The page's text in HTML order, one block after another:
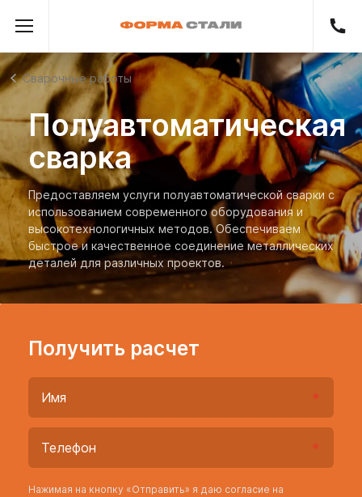
Сварочные работы
Полуавтоматическая
сварка
Предоставляем услуги полуавтоматической сварки с
использованием современного оборудования и
высокотехнологичных методов. Обеспечиваем
быстрое и качественное соединение металлических
деталей для различных проектов.
Получить расчет
Нажимая на кнопку «Отправить» я даю согласие на